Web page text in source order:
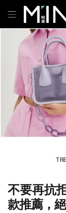
不要再抗
款推薦，